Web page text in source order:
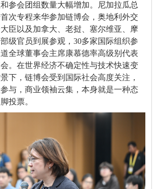
参会团组数量大幅增加。尼加拉瓜总
次专程来华参加链博会，奥地利外交
臣以及加拿大、老挝、塞尔维亚、摩
级官员到展参观， 30多家国际组织参
全球董事会主席康慕德率高级别代表
。在世界经济不确定性与技术快速变
下，链博会受到国际社会高度关注，
与，商业领袖云集，本身就是一种态
投票。